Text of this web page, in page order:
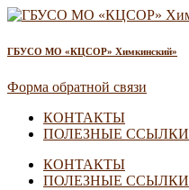
ГБУСО МО «КЦСОР» Химкинский»
Форма обратной связи
КОНТАКТЫ
ПОЛЕЗНЫЕ ССЫЛКИ
КОНТАКТЫ
ПОЛЕЗНЫЕ ССЫЛКИ